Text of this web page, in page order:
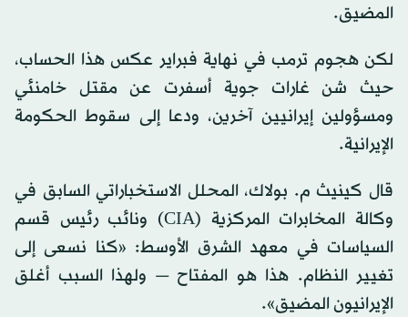
المضيق.
لكن هجوم ترمب في نهاية فبراير عكس هذا الحساب،
حيث شن غارات جوية أسفرت عن مقتل خامنئي
ومسؤولين إيرانيين آخرين، ودعا إلى سقوط الحكومة
الإيرانية.
قال كينيث م. بولاك، المحلل الاستخباراتي السابق في
وكالة المخابرات المركزية (CIA) ونائب رئيس قسم
السياسات في معهد الشرق الأوسط: «كنا نسعى إلى
تغيير النظام. هذا هو المفتاح — ولهذا السبب أغلق
الإيرانيون المضيق».